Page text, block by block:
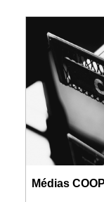
Médias COOP